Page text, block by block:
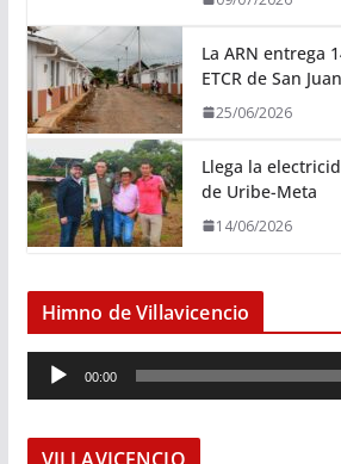
La ARN entrega
ETCR de San
25/06/2026
Llega la
de Uribe-Meta
14/06/2026
Himno de Villavicencio
e
00:00
VILLAVICENCIO